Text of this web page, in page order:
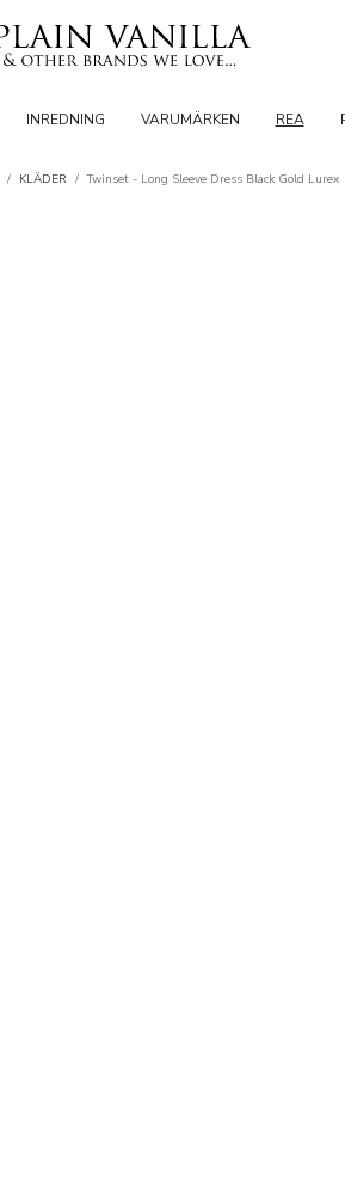
INREDNING VARUMÄRKEN REA
/ KLÄDER / Twinset - Long Sleeve Dress Black Gold Lurex